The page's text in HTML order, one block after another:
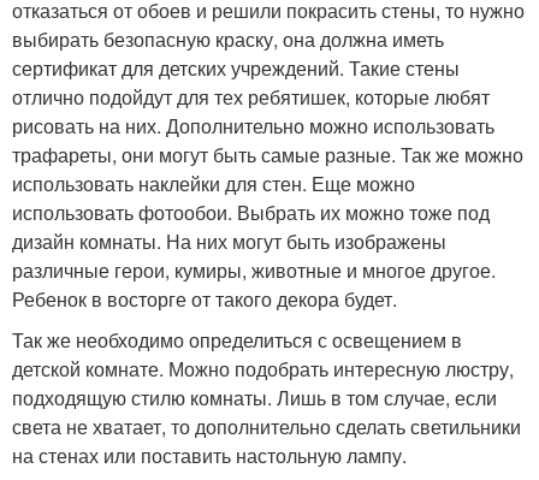
отказаться от обоев и решили покрасить стены, то нужно
выбирать безопасную краску, она должна иметь
сертификат для детских учреждений. Такие стены
отлично подойдут для тех ребятишек, которые любят
рисовать на них. Дополнительно можно использовать
трафареты, они могут быть самые разные. Так же можно
использовать наклейки для стен. Еще можно
использовать фотообои. Выбрать их можно тоже под
дизайн комнаты. На них могут быть изображены
различные герои, кумиры, животные и многое другое.
Ребенок в восторге от такого декора будет.
Так же необходимо определиться с освещением в
детской комнате. Можно подобрать интересную люстру,
подходящую стилю комнаты. Лишь в том случае, если
света не хватает, то дополнительно сделать светильники
на стенах или поставить настольную лампу.